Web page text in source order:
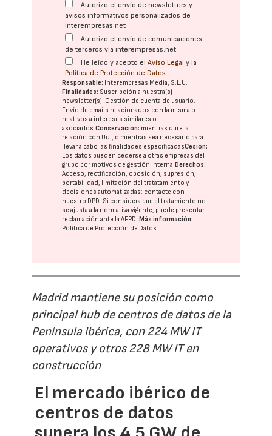
Autorizo el envío de newsletters y
avisos informativos personalizados de
interempresas.net
Autorizo el envío de comunicaciones
de terceros vía interempresas.net
He leído y acepto elAviso Legal y la
Política de Protección de Datos
Responsable: Interempresas Media, S.L.U.
Finalidades: Suscripción a nuestra(s)
newsletter(s). Gestión de cuenta de usuario.
Envío de emails relacionados con la misma o
relativos a intereses similares o
asociados.Conservación: mientras dure la
relación con Ud., o mientras sea necesario para
llevar a cabo las finalidades especificadasCesión:
Los datos pueden cederse a otras empresas del
grupo por motivos de gestión interna. Derechos:
Acceso, rectificación, oposición, supresión,
portabilidad, limitación del tratatamiento y
decisiones automatizadas: contacte con
nuestro DPD. Si considera que el tratamiento no
se ajusta a la normativa vigente, puede presentar
reclamación ante laAEPD. Más información:
Política de Protección de Datos
Madrid mantiene su posición como
principal hub de centros de datos de la
Península Ibérica, con 224 MW IT
operativos y otros 228 MW IT en
construcción
El mercado ibérico de
centros de datos